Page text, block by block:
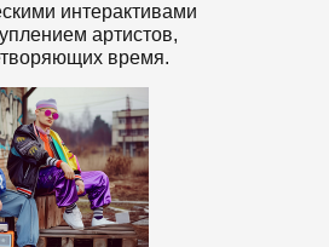
интерактивами
артистов,
время.